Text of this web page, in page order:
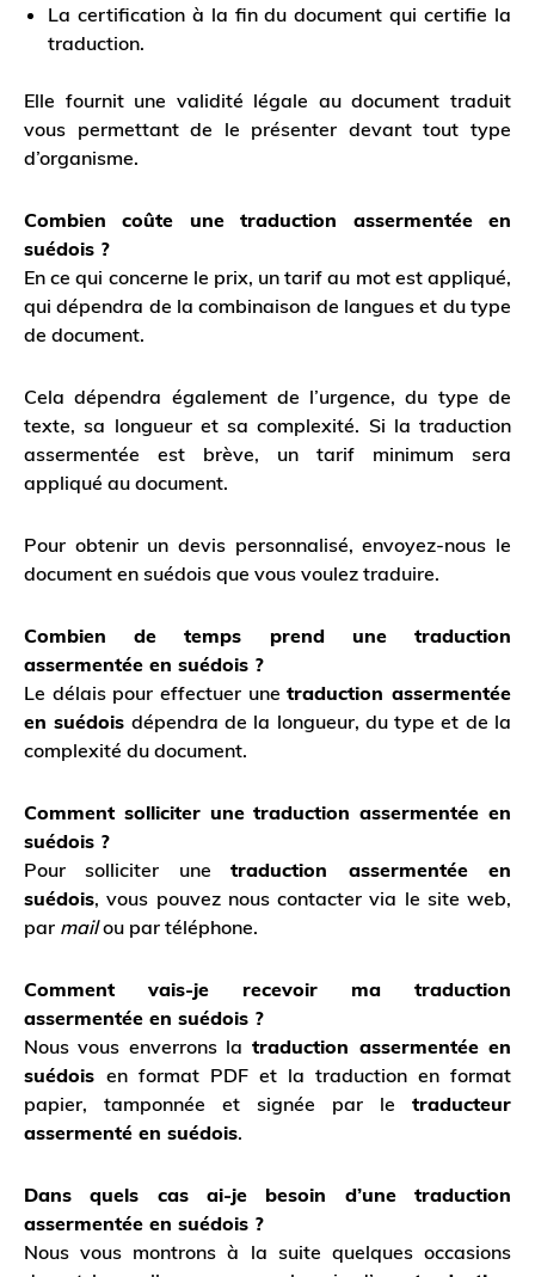
La certification à la fin du document qui certifie la
traduction.
Elle fournit une validité légale au document traduit
vous permettant de le présenter devant tout type
d’organisme.
Combien coûte une traduction assermentée en
suédois ?
En ce qui concerne le prix, un tarif au mot est appliqué,
qui dépendra de la combinaison de langues et du type
de document.
Cela dépendra également de l’urgence, du type de
texte, sa longueur et sa complexité. Si la traduction
assermentée est brève, un tarif minimum sera
appliqué au document.
Pour obtenir un devis personnalisé, envoyez-nous le
document en suédois que vous voulez traduire.
Combien de temps prend une traduction
assermentée en suédois ?
Le délais pour effectuer unetraduction assermentée
en suédois dépendra de la longueur, du type et de la
complexité du document.
Comment solliciter une traduction assermentée en
suédois ?
Pour solliciter unetraduction assermentée en
suédois, vous pouvez nous contacter via le site web,
par mailou par téléphone.
Comment vais-je recevoir ma traduction
assermentée en suédois ?
Nous vous enverrons la traduction assermentée en
suédois en format PDF et la traduction en format
papier, tamponnée et signée par le traducteur
assermenté en suédois.
Dans quels cas ai-je besoin d’une traduction
assermentée en suédois ?
Nous vous montrons à la suite quelques occasions